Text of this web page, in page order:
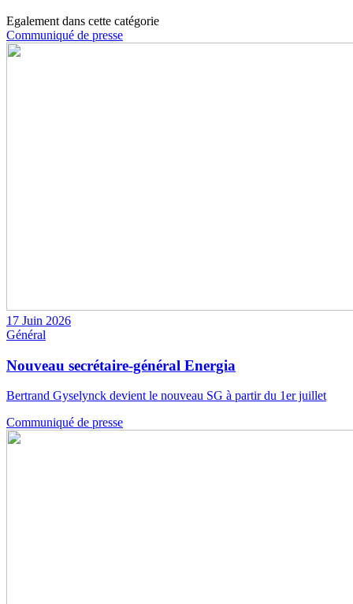
Egalement dans cette catégorie
Communiqué de presse
17 Juin 2026
Général
Nouveau secrétaire-général Energia
Bertrand Gyselynck devient le nouveau SG à partir du 1er juillet
Communiqué de presse